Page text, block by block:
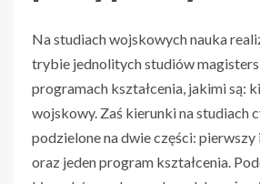
Na studiach wojskowych nauka
trybie jednolitych studiów
programach kształcenia, jakimi są:
wojskowy. Zaś kierunki na studiach
podzielone na dwie części:
oraz jeden program kształcenia.